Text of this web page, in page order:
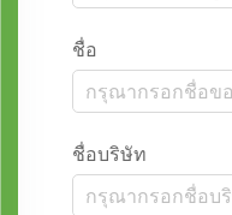
ชื่อ
ชื่อบริษัท